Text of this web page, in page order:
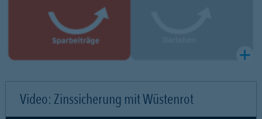
Video: Zinssicherung mit Wüstenrot